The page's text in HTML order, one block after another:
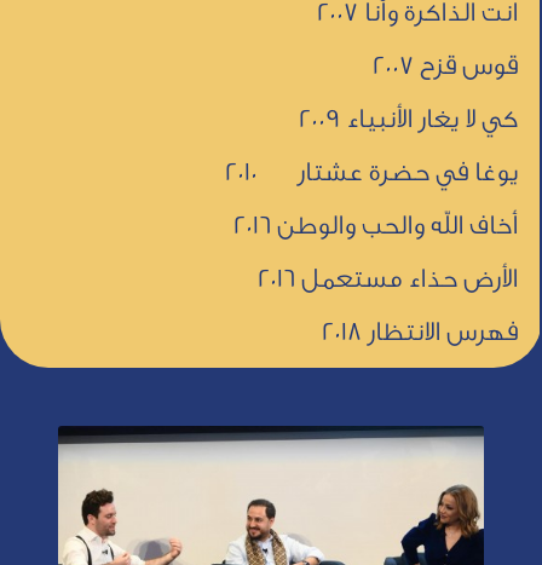
انت الذاكرة وأنا 2007
قوس قزح 2007
كي لا يغار الأنبياء 2009
يوغا في حضرة عشتار 2010
أخاف الله والحب والوطن 2016
الأرض حذاء مستعمل 2016
فهرس الانتظار 2018